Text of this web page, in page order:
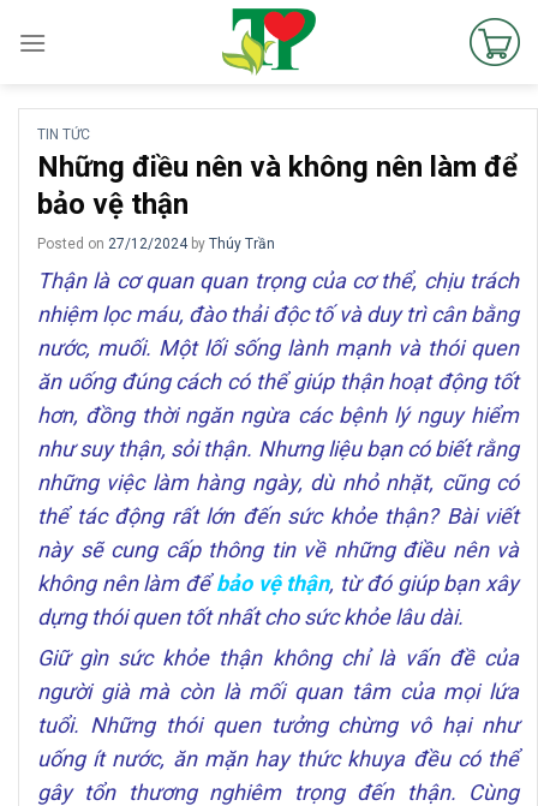
TIN TỨC
Những điều nên và không nên làm để
bảo vệ thận
Posted on 27/12/2024by Thúy Trần
Thận là cơ quan quan trọng của cơ thể, chịu trách
nhiệm lọc máu, đào thải độc tố và duy trì cân bằng
nước, muối. Một lối sống lành mạnh và thói quen
ăn uống đúng cách có thể giúp thận hoạt động tốt
hơn, đồng thời ngăn ngừa các bệnh lý nguy hiểm
như suy thận, sỏi thận. Nhưng liệu bạn có biết rằng
những việc làm hàng ngày, dù nhỏ nhặt, cũng có
thể tác động rất lớn đến sức khỏe thận? Bài viết
này sẽ cung cấp thông tin về những điều nên và
không nên làm đểbảo vệ thận, từ đó giúp bạn xây
dựng thói quen tốt nhất cho sức khỏe lâu dài.
Giữ gìn sức khỏe thận không chỉ là vấn đề của
người già mà còn là mối quan tâm của mọi lứa
tuổi. Những thói quen tưởng chừng vô hại như
uống ít nước, ăn mặn hay thức khuya đều có thể
gây tổn thương nghiêm trọng đến thận. Cùng